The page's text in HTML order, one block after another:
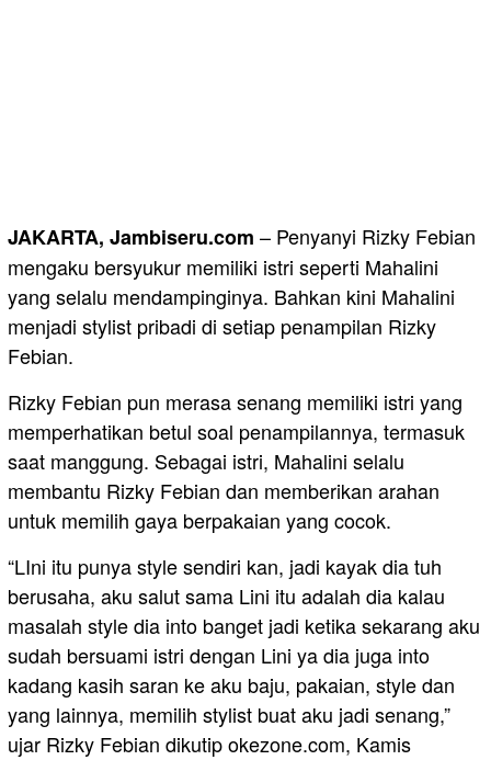
JAKARTA, Jambiseru.com – Penyanyi Rizky Febian
mengaku bersyukur memiliki istri seperti Mahalini
yang selalu mendampinginya. Bahkan kini Mahalini
menjadi stylist pribadi di setiap penampilan Rizky
Febian.
Rizky Febian pun merasa senang memiliki istri yang
memperhatikan betul soal penampilannya, termasuk
saat manggung. Sebagai istri, Mahalini selalu
membantu Rizky Febian dan memberikan arahan
untuk memilih gaya berpakaian yang cocok.
“LIni itu punya style sendiri kan, jadi kayak dia tuh
berusaha, aku salut sama Lini itu adalah dia kalau
masalah style dia into banget jadi ketika sekarang aku
sudah bersuami istri dengan Lini ya dia juga into
kadang kasih saran ke aku baju, pakaian, style dan
yang lainnya, memilih stylist buat aku jadi senang,”
ujar Rizky Febian dikutip okezone.com, Kamis